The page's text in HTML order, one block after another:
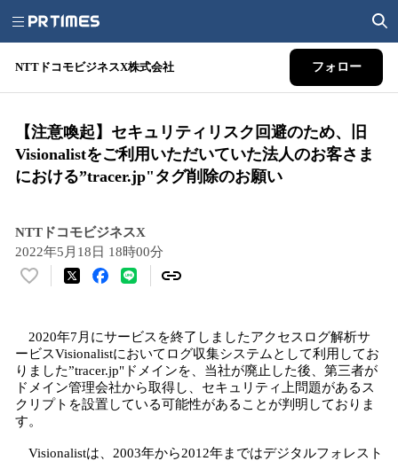
NTTドコモビジネスX株式会社 フォロー
【注意喚起】セキュリティリスク回避のため、旧
Visionalistをご利用いただいていた法人のお客さま
における”tracer.jp"タグ削除のお願い
NTTドコモビジネスX
2022年5月18日 18時00分
い
！
数
を
読
み
み
2020年7月にサービスを終了しましたアクセスログ解析サ
ービスVisionalistにおいてログ収集システムとして利用してお
りました”tracer.jp"ドメインを、当社が廃止した後、第三者が
ドメイン管理会社から取得し、セキュリティ上問題があるス
クリプトを設置している可能性があることが判明しておりま
す。
Visionalistは、2003年から2012年まではデジタルフォレスト